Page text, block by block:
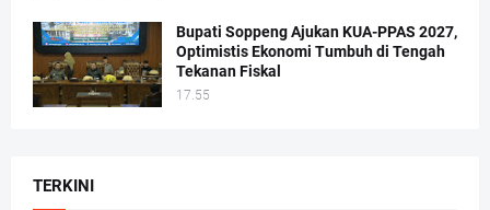
Bupati Soppeng Ajukan KUA-PPAS 2027,
Optimistis Ekonomi Tumbuh di Tengah
Tekanan Fiskal
17.55
TERKINI